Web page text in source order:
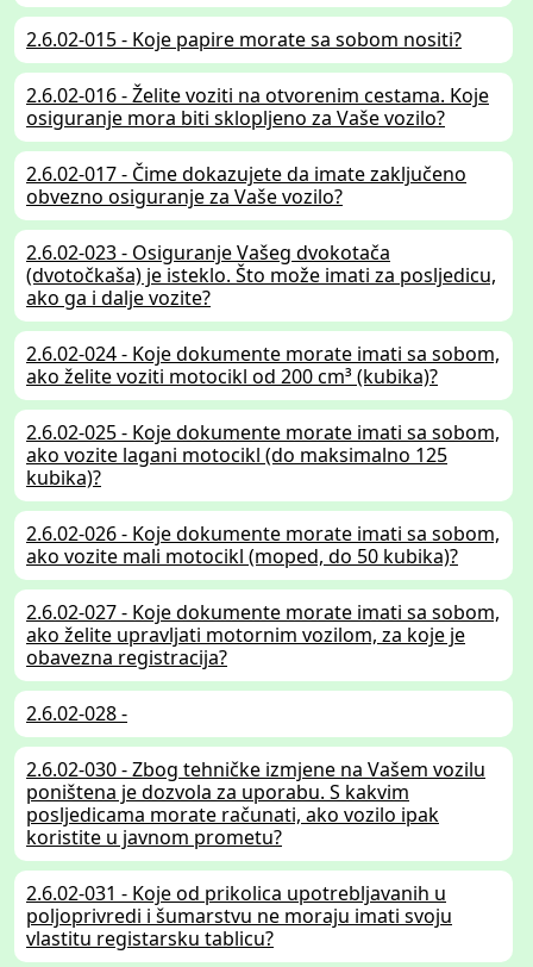
2.6.02-015 - Koje papire morate sa sobom nositi?
2.6.02-016 - Želite voziti na otvorenim cestama. Koje
osiguranje mora biti sklopljeno za Vaše vozilo?
2.6.02-017 - Čime dokazujete da imate zaključeno
obvezno osiguranje za Vaše vozilo?
2.6.02-023 - Osiguranje Vašeg dvokotača
(dvotočkaša) je isteklo. Što može imati za posljedicu,
ako ga i dalje vozite?
2.6.02-024 - Koje dokumente morate imati sa sobom,
ako želite voziti motocikl od 200 cm³ (kubika)?
2.6.02-025 - Koje dokumente morate imati sa sobom,
ako vozite lagani motocikl (do maksimalno 125
kubika)?
2.6.02-026 - Koje dokumente morate imati sa sobom,
ako vozite mali motocikl (moped, do 50 kubika)?
2.6.02-027 - Koje dokumente morate imati sa sobom,
ako želite upravljati motornim vozilom, za koje je
obavezna registracija?
2.6.02-028 -
2.6.02-030 - Zbog tehničke izmjene na Vašem vozilu
poništena je dozvola za uporabu. S kakvim
posljedicama morate računati, ako vozilo ipak
koristite u javnom prometu?
2.6.02-031 - Koje od prikolica upotrebljavanih u
poljoprivredi i šumarstvu ne moraju imati svoju
vlastitu registarsku tablicu?